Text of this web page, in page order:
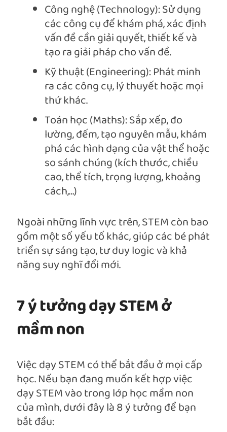
Công nghệ (Technology): Sử dụng
các công cụ để khám phá, xác định
vấn đề cần giải quyết, thiết kế và
tạo ra giải pháp cho vấn đề.
Kỹ thuật (Engineering): Phát minh
ra các công cụ, lý thuyết hoặc mọi
thứ khác.
Toán học (Maths): Sắp xếp, đo
lường, đếm, tạo nguyên mẫu, khám
phá các hình dạng của vật thể hoặc
so sánh chúng (kích thước, chiều
cao, thể tích, trọng lượng, khoảng
cách,…)
Ngoài những lĩnh vực trên, STEM còn bao
gồm một số yếu tố khác, giúp các bé phát
triển sự sáng tạo, tư duy logic và khả
năng suy nghĩ đổi mới.
7 ý tưởng dạy STEM ở
mầm non
Việc dạy STEM có thể bắt đầu ở mọi cấp
học. Nếu bạn đang muốn kết hợp việc
dạy STEM vào trong lớp học mầm non
của mình, dưới đây là 8 ý tưởng để bạn
bắt đầu: